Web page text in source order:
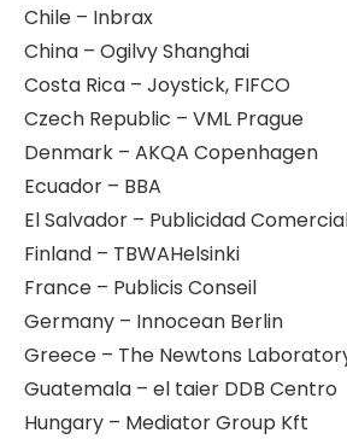
Chile – Inbrax
China – Ogilvy Shanghai
Costa Rica – Joystick, FIFCO
Czech Republic – VML Prague
Denmark – AKQA Copenhagen
Ecuador – BBA
El Salvador – Publicidad
Finland – TBWAHelsinki
France – Publicis Conseil
Germany – Innocean Berlin
Greece – The Newtons
Guatemala – el taier DDB Centro
Hungary – Mediator Group Kft